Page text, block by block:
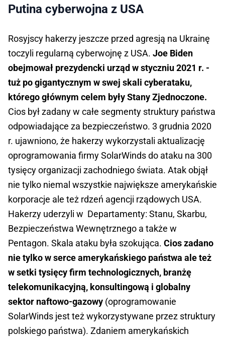
Putina cyberwojna z USA
Rosyjscy hakerzy jeszcze przed agresją na Ukrainę
toczyli regularną cyberwojnę z USA. Joe Biden
obejmował prezydencki urząd w styczniu 2021 r. -
tuż po gigantycznym w swej skali cyberataku,
którego głównym celem były Stany Zjednoczone.
Cios był zadany w całe segmenty struktury państwa
odpowiadające za bezpieczeństwo. 3 grudnia 2020
r. ujawniono, że hakerzy wykorzystali aktualizację
oprogramowania firmy SolarWinds do ataku na 300
tysięcy organizacji zachodniego świata. Atak objął
nie tylko niemal wszystkie największe amerykańskie
korporacje ale też rdzeń agencji rządowych USA.
Hakerzy uderzyli w Departamenty: Stanu, Skarbu,
Bezpieczeństwa Wewnętrznego a także w
Pentagon. Skala ataku była szokująca. Cios zadano
nie tylko w serce amerykańskiego państwa ale też
w setki tysięcy firm technologicznych, branżę
telekomunikacyjną, konsultingową i globalny
sektor naftowo-gazowy (oprogramowanie
SolarWinds jest też wykorzystywane przez struktury
polskiego państwa). Zdaniem amerykańskich